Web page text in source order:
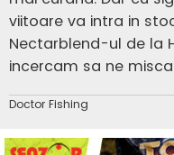
viitoare va intra in
Nectarblend-ul de la
incercam sa ne
Doctor Fishing